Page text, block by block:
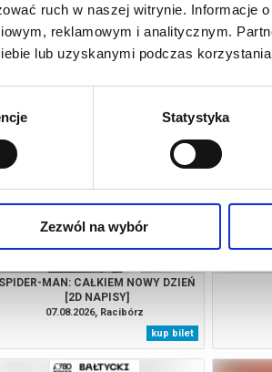
ruch w naszej witrynie. Informacje
reklamowym i analitycznym.
lub uzyskanymi podczas korzystania
Statystyka
Zezwól na wybór
SPIDER-MAN: CAŁKIEM NOWY DZIEŃ
[2D NAPISY]
07.08.2026, Racibórz
kup bilet